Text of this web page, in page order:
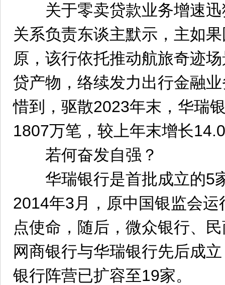
关于零卖贷款业务增速迅
关系负责东谈主默示，主如
原，该行依托推动航旅奇迹
贷产物，络续发力出行金融
惜到，驱散2023年末，华瑞
1807万笔，较上年末增长
若何奋发自强？
华瑞银行是首批成立的5
2014年3月，原中国银监会
点使命，随后，微众银行、
网商银行与华瑞银行先后成
银行阵营已扩容至19家。